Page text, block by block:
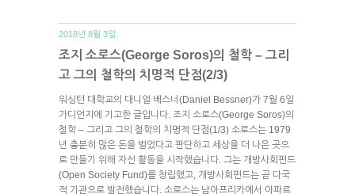
2018년 8월 3일.
조지 소로스(George Soros)의 철학 – 그리
고 그의 철학의 치명적 단점(2/3)
워싱턴 대학교의 대니얼 베스너(Daniel Bessner)가 7월 6일
가디언지에 기고한 글입니다. 조지 소로스(George Soros)의
철학 – 그리고 그의 철학의 치명적 단점(1/3) 소로스는 1979
년 충분히 많은 돈을 벌었다고 판단하고 세상을 더 나은 곳으
로 만들기 위해 자선 활동을 시작했습니다. 그는 개방사회펀드
(Open Society Fund)를 창립했고, 개방사회펀드는 곧 다국
적 기관으로 발전했습니다. 소로스는 남아프리카에서 아파르